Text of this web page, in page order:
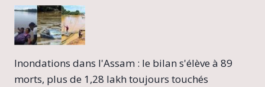
Inondations dans l'Assam : le bilan s'élève à 89
morts, plus de 1,28 lakh toujours touchés